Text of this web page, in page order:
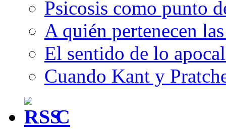
Psicosis como punto
A quién pertenecen
El sentido de lo
Cuando Kant y
C